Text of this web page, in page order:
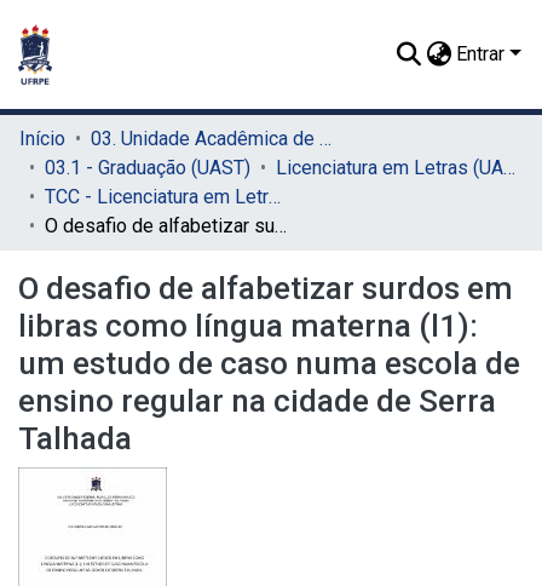
Entrar
Início
03. Unidade Acadêmica de Serra Talhada (UAST)
03.1 - Graduação (UAST)
Licenciatura em Letras (UAST)
TCC - Licenciatura em Letras (UAST)
O desafio de alfabetizar surdos em libras como língua materna (l1): um estudo de caso numa escola de ensino regular na cidade de Serra Talhada
O desafio de alfabetizar surdos em
libras como língua materna (l1):
um estudo de caso numa escola de
ensino regular na cidade de Serra
Talhada